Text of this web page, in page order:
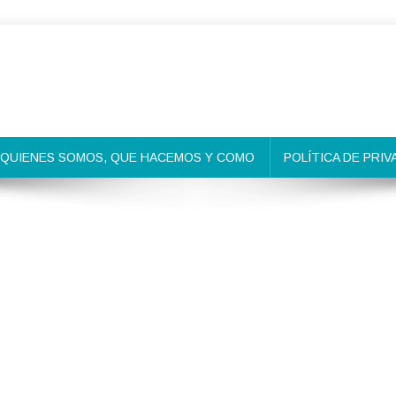
QUIENES SOMOS, QUE HACEMOS Y COMO POLÍTICA DE